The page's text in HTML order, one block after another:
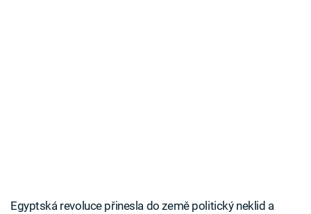
Egyptská revoluce přinesla do země politický neklid a